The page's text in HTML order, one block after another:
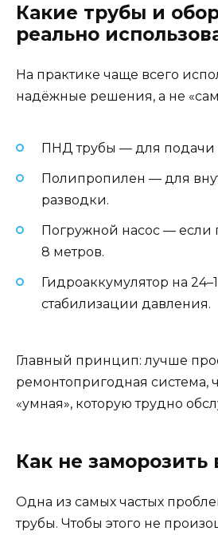
Какие трубы и
реально
На практике чаще всего
надёжные решения, а не
ПНД трубы — для подачи
Полипропилен — для
разводки.
Погружной насос — если
8 метров.
Гидроаккумулятор на
стабилизации давления.
Главный принцип: лучше
ремонтопригодная система,
«умная», которую трудно
Как не заморозить
Одна из самых частых
трубы. Чтобы этого не